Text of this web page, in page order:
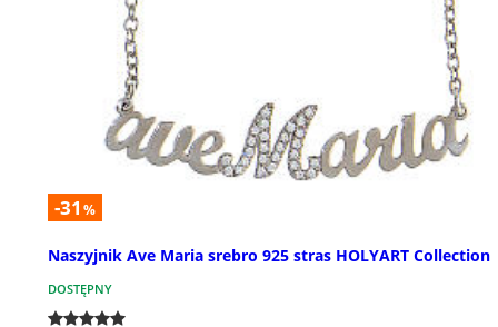
-31 %
Naszyjnik Ave Maria srebro 925 stras HOLYART Collection
DOSTĘPNY